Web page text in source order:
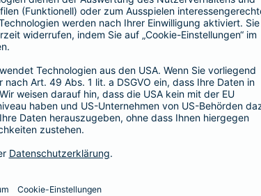
Homepages
der digitalen Barrierefreiheit auf den